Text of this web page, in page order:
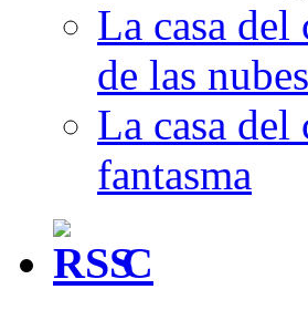
La casa
de las nubes
La casa
fantasma
C